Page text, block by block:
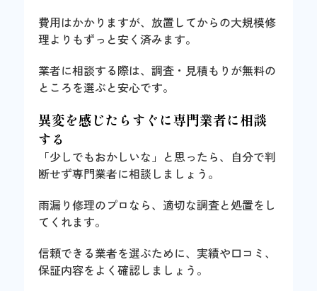
費用はかかりますが、放置してからの大規模修
理よりもずっと安く済みます。
業者に相談する際は、調査・見積もりが無料の
ところを選ぶと安心です。
異変を感じたらすぐに専門業者に相談
する
「少しでもおかしいな」と思ったら、自分で判
断せず専門業者に相談しましょう。
雨漏り修理のプロなら、適切な調査と処置をし
てくれます。
信頼できる業者を選ぶために、実績や口コミ、
保証内容をよく確認しましょう。